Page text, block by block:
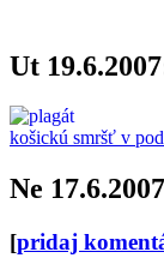
Ut
košickú smršť v
Ne
[pridaj